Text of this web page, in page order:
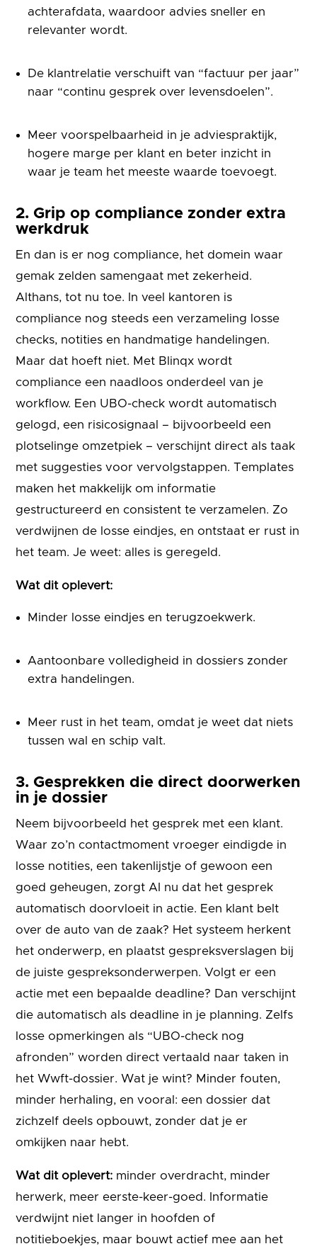
achterafdata, waardoor advies sneller en
relevanter wordt.
De klantrelatie verschuift van “factuur per jaar”
naar “continu gesprek over levensdoelen”.
Meer voorspelbaarheid in je adviespraktijk,
hogere marge per klant en beter inzicht in
waar je team het meeste waarde toevoegt.
2. Grip op compliance zonder extra
werkdruk
En dan is er nog compliance, het domein waar
gemak zelden samengaat met zekerheid.
Althans, tot nu toe. In veel kantoren is
compliance nog steeds een verzameling losse
checks, notities en handmatige handelingen.
Maar dat hoeft niet. Met Blinqx wordt
compliance een naadloos onderdeel van je
workflow. Een UBO-check wordt automatisch
gelogd, een risicosignaal – bijvoorbeeld een
plotselinge omzetpiek – verschijnt direct als taak
met suggesties voor vervolgstappen. Templates
maken het makkelijk om informatie
gestructureerd en consistent te verzamelen. Zo
verdwijnen de losse eindjes, en ontstaat er rust in
het team. Je weet: alles is geregeld.
Wat dit oplevert:
Minder losse eindjes en terugzoekwerk.
Aantoonbare volledigheid in dossiers zonder
extra handelingen.
Meer rust in het team, omdat je weet dat niets
tussen wal en schip valt.
3. Gesprekken die direct doorwerken
in je dossier
Neem bijvoorbeeld het gesprek met een klant.
Waar zo’n contactmoment vroeger eindigde in
losse notities, een takenlijstje of gewoon een
goed geheugen, zorgt AI nu dat het gesprek
automatisch doorvloeit in actie. Een klant belt
over de auto van de zaak? Het systeem herkent
het onderwerp, en plaatst gespreksverslagen bij
de juiste gespreksonderwerpen. Volgt er een
actie met een bepaalde deadline? Dan verschijnt
die automatisch als deadline in je planning. Zelfs
losse opmerkingen als “UBO-check nog
afronden” worden direct vertaald naar taken in
het Wwft-dossier. Wat je wint? Minder fouten,
minder herhaling, en vooral: een dossier dat
zichzelf deels opbouwt, zonder dat je er
omkijken naar hebt.
Wat dit oplevert: minder overdracht, minder
herwerk, meer eerste-keer-goed. Informatie
verdwijnt niet langer in hoofden of
notitieboekjes, maar bouwt actief mee aan het